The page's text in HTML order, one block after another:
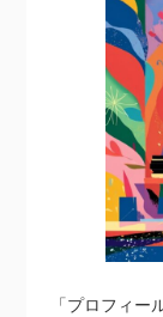
「プロフィ